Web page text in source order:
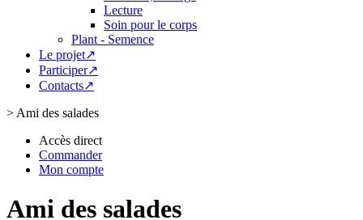
Lecture
Soin pour le corps
Plant - Semence
Le projet↗
Participer↗
Contacts↗
> Ami des salades
Accès direct
Commander
Mon compte
Ami des salades